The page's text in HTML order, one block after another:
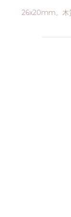
26x20mm。木